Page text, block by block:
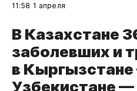
11:58 1 апреля
В Казахстане
заболевших и
в Кыргызстане
Узбекистане —